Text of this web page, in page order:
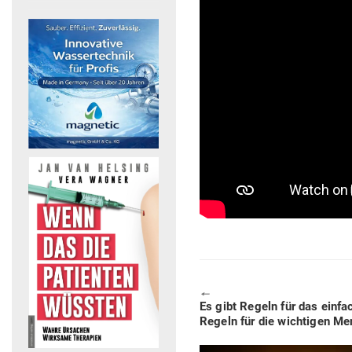
🠔
Previous
post:
Es gibt Regeln für das
Regeln für die wich­tigen